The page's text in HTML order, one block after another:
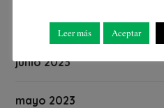
julio 2023
junio 2023
mayo 2023
Leer más Aceptar